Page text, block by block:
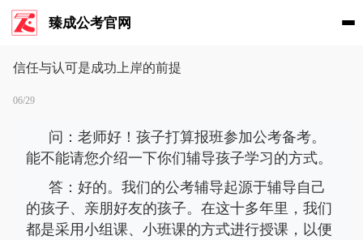
臻成公考官网
信任与认可是成功上岸的前提
06/29
问：老师好！孩子打算报班参加公考备考。
能不能请您介绍一下你们辅导孩子学习的方式。
答：好的。我们的公考辅导起源于辅导自己
的孩子、亲朋好友的孩子。在这十多年里，我们
都是采用小组课、小班课的方式进行授课，以便